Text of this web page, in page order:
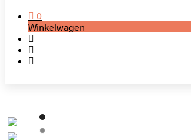
0
Winkelwagen